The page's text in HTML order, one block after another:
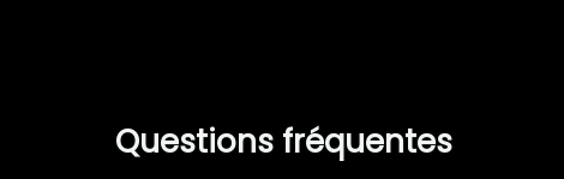
Questions fréquentes